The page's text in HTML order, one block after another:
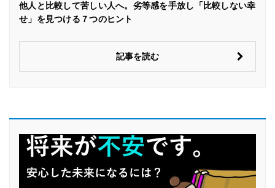
他人と比較して苦しい人へ。劣等感を手放し「比較しない幸
せ」を見つける７つのヒント
記事を読む